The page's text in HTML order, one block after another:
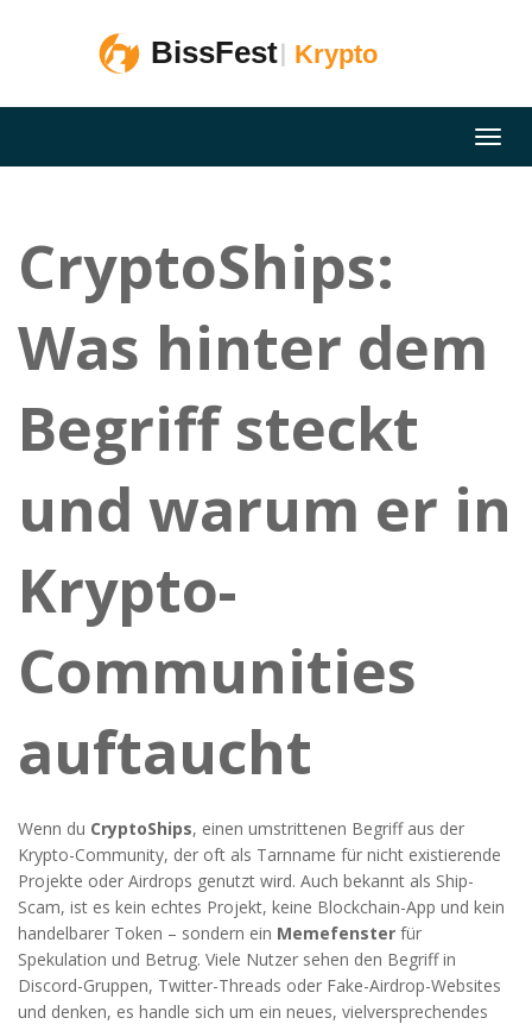
CryptoShips:
Was hinter dem
Begriff steckt
und warum er in
Krypto-
Communities
auftaucht
Wenn du CryptoShips, einen umstrittenen Begriff aus der
Krypto-Community, der oft als Tarnname für nicht existierende
Projekte oder Airdrops genutzt wird. Auch bekannt als Ship-
Scam, ist es kein echtes Projekt, keine Blockchain-App und kein
handelbarer Token – sondern ein Memefenster für
Spekulation und Betrug. Viele Nutzer sehen den Begriff in
Discord-Gruppen, Twitter-Threads oder Fake-Airdrop-Websites
und denken, es handle sich um ein neues, vielversprechendes